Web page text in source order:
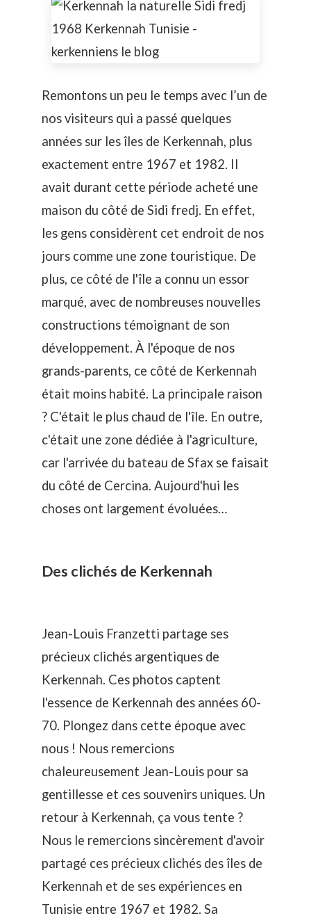
Remontons un peu le temps avec l’un de
nos visiteurs qui a passé quelques
années sur les îles de Kerkennah, plus
exactement entre 1967 et 1982. Il
avait durant cette période acheté une
maison du côté de Sidi fredj. En effet,
les gens considèrent cet endroit de nos
jours comme une zone touristique. De
plus, ce côté de l'île a connu un essor
marqué, avec de nombreuses nouvelles
constructions témoignant de son
développement. À l'époque de nos
grands-parents, ce côté de Kerkennah
était moins habité. La principale raison
? C'était le plus chaud de l'île. En outre,
c'était une zone dédiée à l'agriculture,
car l'arrivée du bateau de Sfax se faisait
du côté de Cercina. Aujourd'hui les
choses ont largement évoluées…
Des clichés de Kerkennah
Jean-Louis Franzetti partage ses
précieux clichés argentiques de
Kerkennah. Ces photos captent
l'essence de Kerkennah des années 60-
70. Plongez dans cette époque avec
nous ! Nous remercions
chaleureusement Jean-Louis pour sa
gentillesse et ces souvenirs uniques. Un
retour à Kerkennah, ça vous tente ?
Nous le remercions sincèrement d'avoir
partagé ces précieux clichés des îles de
Kerkennah et de ses expériences en
Tunisie entre 1967 et 1982. Sa